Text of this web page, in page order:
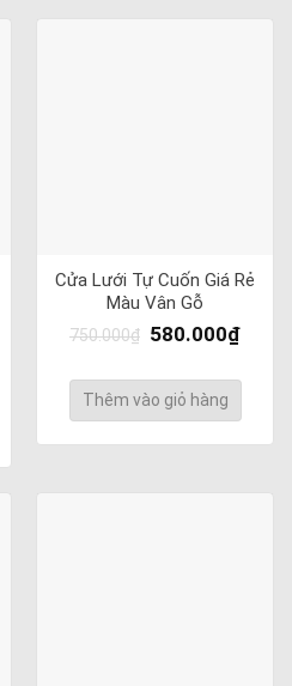
Cửa Lưới Tự Cuốn Giá Rẻ
Màu Vân Gỗ
750.000₫ 580.000₫
Thêm vào giỏ hàng